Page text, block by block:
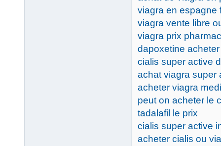
viagra en espagne
viagra vente libre
viagra prix
dapoxetine acheter
cialis super active
achat viagra super
acheter viagra
peut on acheter le
tadalafil le prix
cialis super active
acheter cialis ou